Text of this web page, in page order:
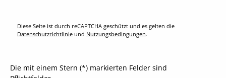
Diese Seite ist durch reCAPTCHA geschützt und es gelten die
Datenschutzrichtlinie und Nutzungsbedingungen.
Die mit einem Stern (*) markierten Felder sind